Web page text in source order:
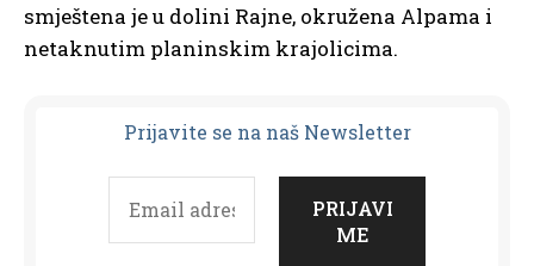
smještena je u dolini Rajne, okružena Alpama i
netaknutim planinskim krajolicima.
Prijavite se na naš Newsletter